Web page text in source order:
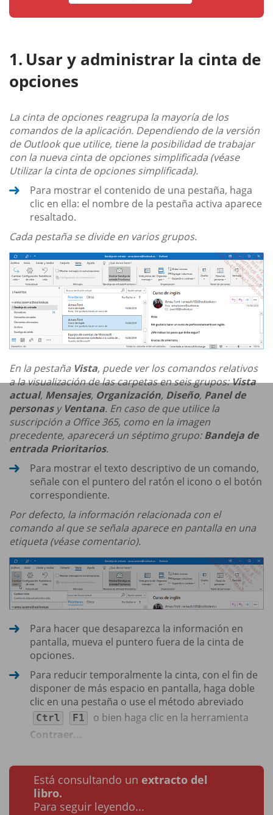
Usar y administrar la cinta de
opciones
La cinta de opciones reagrupa la mayoría de los
comandos de la aplicación. Dependiendo de la versión
de Outlook que utilice, tiene la posibilidad de trabajar
con la nueva cinta de opciones simplificada (véase
Utilizar la cinta de opciones simplificada).
Para mostrar el contenido de una pestaña, haga
clic en ella: el nombre de la pestaña activa aparece
resaltado.
Cada pestaña se divide en varios grupos.
En la pestaña Vista, puede ver los comandos relativos
a la visualización de las carpetas en seis grupos:Vista
actual, Mensajes, Organización, Diseño, Panel de
personasy Ventana. En caso de que utilice la
suscripción a Office 365, como en la imagen
precedente, aparecerá un séptimo grupo:Bandeja de
entrada Prioritarios.
Para mostrar el texto descriptivo de un comando,
señale con el puntero del ratón el icono o el botón
correspondiente.
Por defecto, la información relacionada con el
comando al que se señala aparece en pantalla en una
etiqueta (véase comentario).
Para hacer que desaparezca la información en
pantalla, mueva el puntero fuera de la cinta de
opciones.
Para reducir temporalmente la cinta, con el fin de
disponer de más espacio en pantalla, haga doble
clic en una pestaña o use el método abreviado
Ctrl F1
o bien haga clic en la herramienta
Contraer...
Está consultando un extracto del
libro.
Para seguir leyendo...